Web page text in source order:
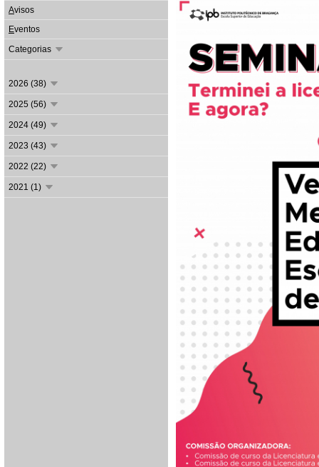
Avisos
Eventos
Categorias
2026 (38)
2025 (56)
2024 (49)
2023 (43)
2022 (22)
2021 (1)